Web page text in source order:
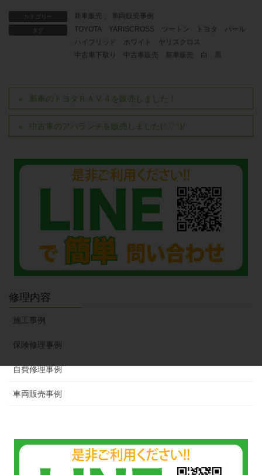
カテゴリー 新車販売
車両販売事例
タグ
TOYOTA YARISCROSS ツートン トヨタ
パール
ハイブリッド
ホワイト
ヤリスクロス
中古車下取り
中古車販売 新車販売 白
新車のトヨタＲＡＶ４を販売しました！
中古車のアバランチを販売しました(^▽^)/
修理内容
施工事例
保険修理事例
自費修理事例
車両販売事例